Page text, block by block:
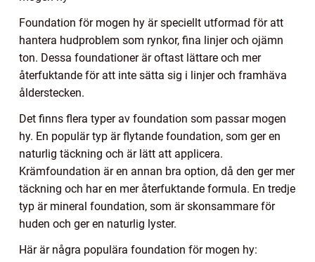
Foundation för mogen hy är speciellt utformad för att
hantera hudproblem som rynkor, fina linjer och ojämn
ton. Dessa foundationer är oftast lättare och mer
återfuktande för att inte sätta sig i linjer och framhäva
ålderstecken.
Det finns flera typer av foundation som passar mogen
hy. En populär typ är flytande foundation, som ger en
naturlig täckning och är lätt att applicera.
Krämfoundation är en annan bra option, då den ger mer
täckning och har en mer återfuktande formula. En tredje
typ är mineral foundation, som är skonsammare för
huden och ger en naturlig lyster.
Här är några populära foundation för mogen hy: